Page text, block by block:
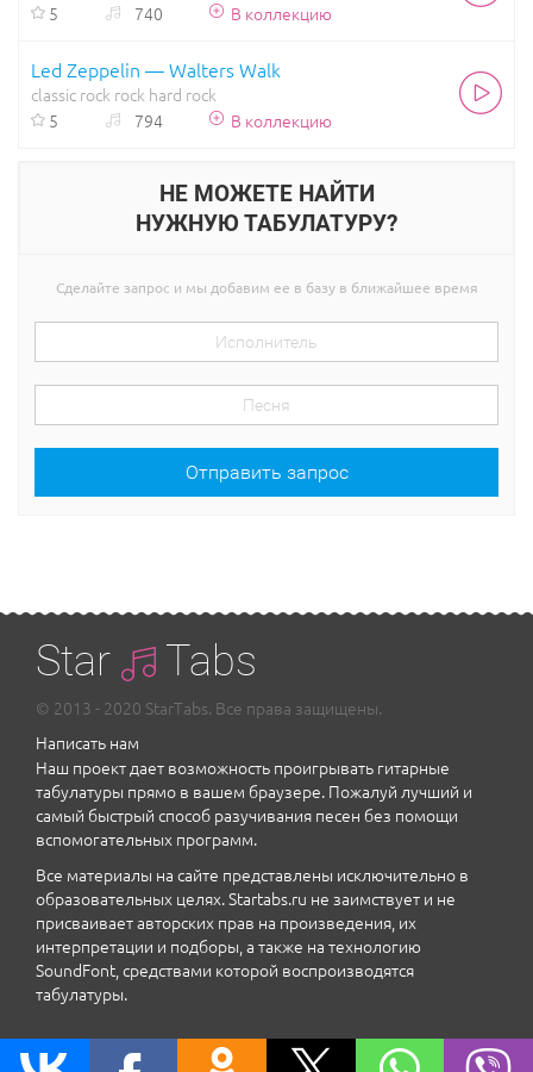
5
740 В коллекцию
Led Zeppelin — Walters Walk
classic rock rock hard rock
5
794 В коллекцию
НЕ МОЖЕТЕ НАЙТИ
НУЖНУЮ ТАБУЛАТУРУ?
Сделайте запрос и мы добавим ее в базу в ближайшее время
Отправить запрос
Star Tabs
© 2013 - 2020 StarTabs. Все права защищены.
Написать нам
Наш проект дает возможность проигрывать гитарные
табулатуры прямо в вашем браузере. Пожалуй лучший и
самый быстрый способ разучивания песен без помощи
вспомогательных программ.
Все материалы на сайте представлены исключительно в
образовательных целях. Startabs.ru не заимствует и не
присваивает авторских прав на произведения, их
интерпретации и подборы, а также на технологию
SoundFont, средствами которой воспроизводятся
табулатуры.